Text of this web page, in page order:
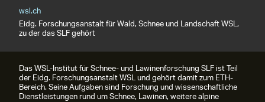
wsl.ch
Eidg. Forschungsanstalt für Wald, Schnee und Landschaft WSL,
zu der das SLF gehört
Das WSL-Institut für Schnee- und Lawinenforschung SLF ist Teil
der Eidg. Forschungsanstalt WSL und gehört damit zum ETH-
Bereich. Seine Aufgaben sind Forschung und wissenschaftliche
Dienstleistungen rund um Schnee, Lawinen, weitere alpine